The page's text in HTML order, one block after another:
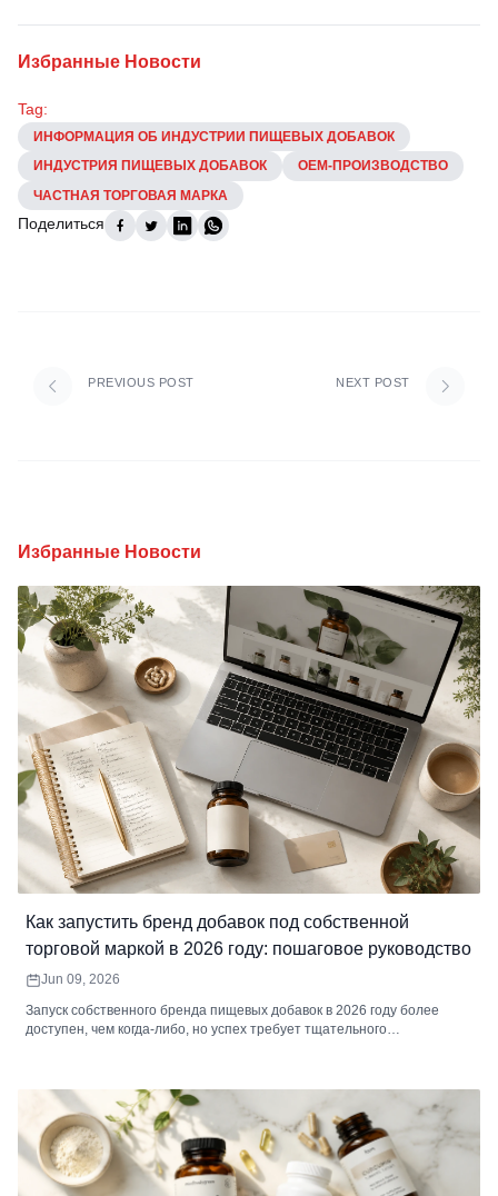
Избранные Новости
Tag:
ИНФОРМАЦИЯ ОБ ИНДУСТРИИ ПИЩЕВЫХ ДОБАВОК
ИНДУСТРИЯ ПИЩЕВЫХ ДОБАВОК
OEM-ПРОИЗВОДСТВО
ЧАСТНАЯ ТОРГОВАЯ МАРКА
Поделиться
PREVIOUS POST NEXT POST
Избранные Новости
Как запустить бренд добавок под собственной
торговой маркой в ​​2026 году: пошаговое руководство
Jun 09, 2026
Запуск собственного бренда пищевых добавок в 2026 году более
доступен, чем когда-либо, но успех требует тщательного
каналов продаж и запуске вашего первого продукта. Включает
фактические данные о ценах, расчеты маржи и полный контрольный
список перед запуском.